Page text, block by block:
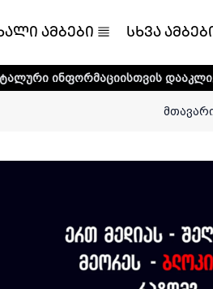
ამბები სხვა
დააკლიკეთ ლინკს